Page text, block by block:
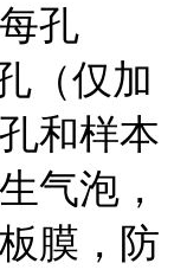
孔
（仅加
和样本
气泡，
膜，防